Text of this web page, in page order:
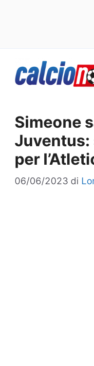
Simeone
Juventus:
per
06/06/2023 di